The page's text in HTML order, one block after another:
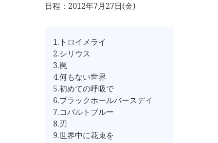
日程：2012年7月27日(金)
1.トロイメライ
2.シリウス
3.罠
4.何もない世界
5.初めての呼吸で
6.ブラックホールバースデイ
7.コバルトブルー
8.刃
9.世界中に花束を